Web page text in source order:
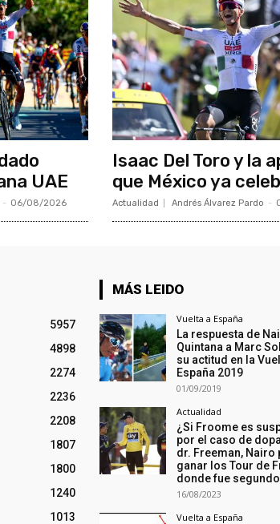
UAE
- 06/08/2026
Isaac Del Toro y la
que México ya
Actualidad Andrés Álvarez Pardo -
5957
4898
2274
2236
2208
1807
1800
1240
1013
MÁS LEIDO
Vuelta a España
La respuesta de
Quintana a Marc
su actitud en la
España 2019
01/09/2019
Actualidad
¿Si Froome es
por el caso de
dr. Freeman, Nairo
ganar los Tour de
donde fue
16/08/2023
Vuelta a España